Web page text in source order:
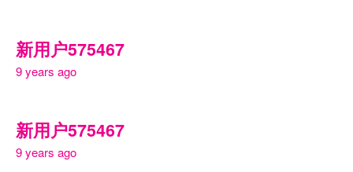
新用户575467
9 years ago
新用户575467
9 years ago